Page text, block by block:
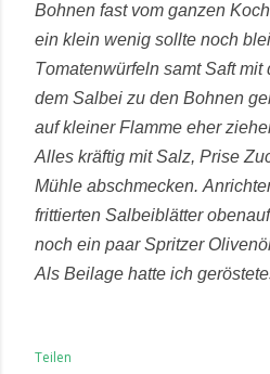
Bohnen fast vom ganzen
ein klein wenig sollte noch
Tomatenwürfeln samt Saft
dem Salbei zu den Bohnen
auf kleiner Flamme eher
Alles kräftig mit Salz, Prise
Mühle abschmecken.
frittierten Salbeiblätter
noch ein paar Spritzer
Als Beilage hatte ich
Teilen